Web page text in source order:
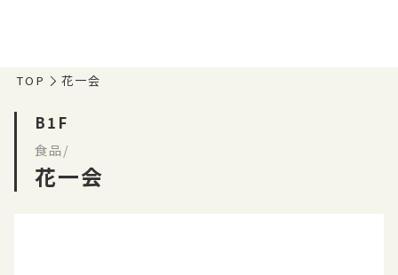
TOP 花一会
B1F
食品/
花一会